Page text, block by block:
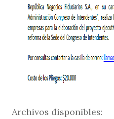
Archivos disponibles: